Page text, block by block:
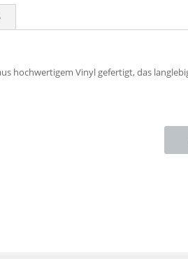
hochwertigem Vinyl gefertigt, das